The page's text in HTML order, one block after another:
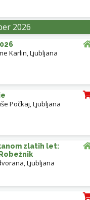
2026
Karlin,Ljubljana
Počkaj,Ljubljana
zlatih let:
,Ljubljana